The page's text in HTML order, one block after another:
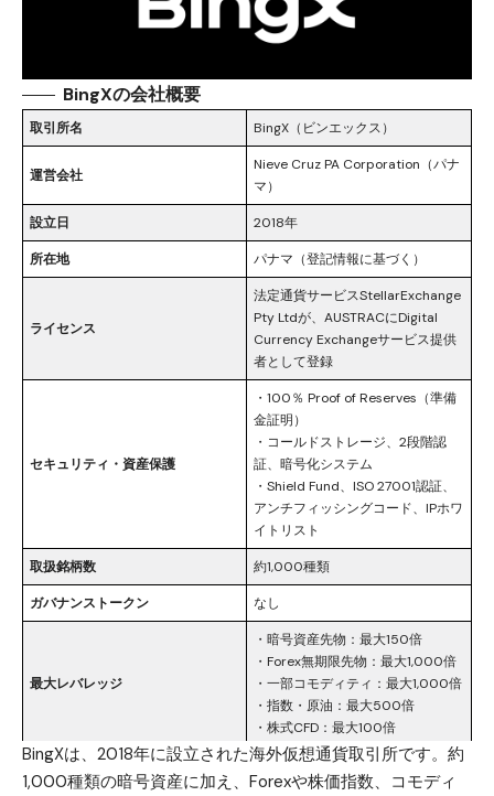
BingXの会社概要
取引所名 BingX（ビンエックス）
運営会社
Nieve Cruz PA Corporation（パナ
マ）
設立日 2018年
所在地 パナマ（登記情報に基づく）
ライセンス
法定通貨サービスStellarExchange
Pty Ltdが、AUSTRACにDigital
Currency Exchangeサービス提供
者として登録
セキュリティ・資産保護
・100％ Proof of Reserves（準備
金証明）
・コールドストレージ、2段階認
証、暗号化システム
・Shield Fund、ISO 27001認証、
アンチフィッシングコード、IPホワ
イトリスト
取扱銘柄数 約1,000種類
ガバナンストークン なし
最大レバレッジ
・暗号資産先物：最大150倍
・Forex無期限先物：最大1,000倍
・一部コモディティ：最大1,000倍
・指数・原油：最大500倍
・株式CFD：最大100倍
・現物取引：Maker 0.1％／Taker
0.1％
BingXは、2018年に設立された海外仮想通貨取引所です。約
1,000種類の暗号資産に加え、Forexや株価指数、コモディ